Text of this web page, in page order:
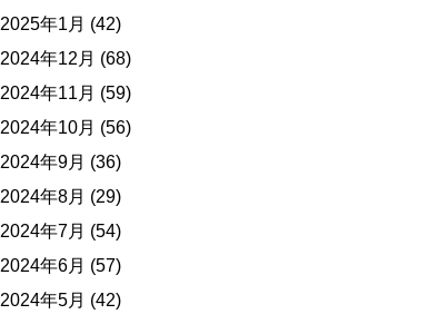
2025年1月 (42)
2024年12月 (68)
2024年11月 (59)
2024年10月 (56)
2024年9月 (36)
2024年8月 (29)
2024年7月 (54)
2024年6月 (57)
2024年5月 (42)